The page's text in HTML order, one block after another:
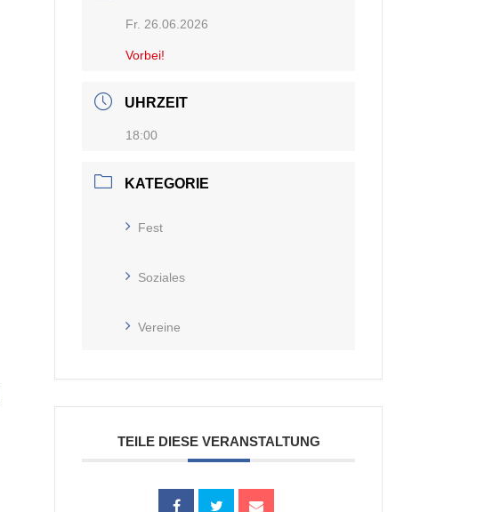
Fr. 26.06.2026
Vorbei!
UHRZEIT
18:00
KATEGORIE
Fest
Soziales
Vereine
TEILE DIESE VERANSTALTUNG